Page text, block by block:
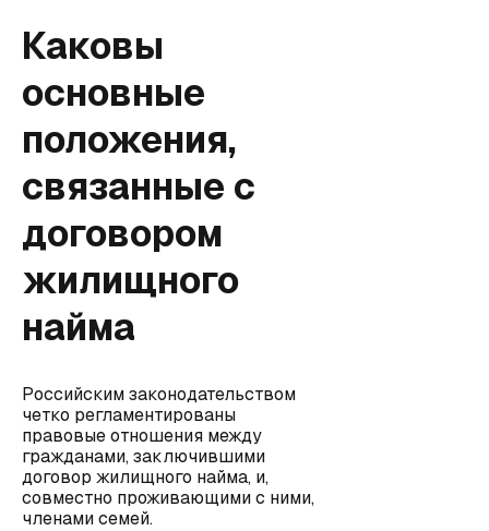
Каковы
основные
положения,
связанные с
договором
жилищного
найма
Российским законодательством
четко регламентированы
правовые отношения между
гражданами, заключившими
договор жилищного найма, и,
совместно проживающими с ними,
членами семей.